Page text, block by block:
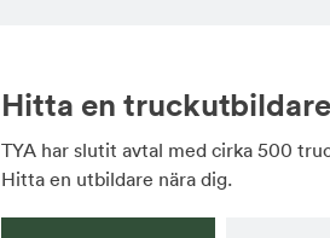
Hitta en truckutbildare
TYA har slutit avtal med cirka 500
Hitta en utbildare nära dig.